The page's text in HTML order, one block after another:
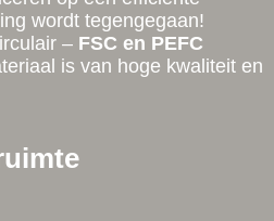
wordt tegengegaan!
– FSC en PEFC
is van hoge kwaliteit en